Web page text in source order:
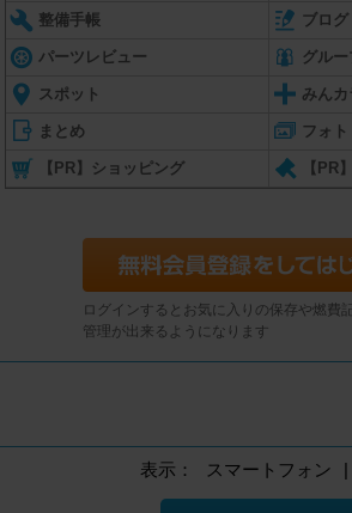
整備手帳 ブログ
パーツレビュー グルー
スポット みんカ
まとめ フォト
【PR】ショッピング 【PR
ログインするとお気に入りの保存や燃費
管理が出来るようになります
表示： スマートフォン |